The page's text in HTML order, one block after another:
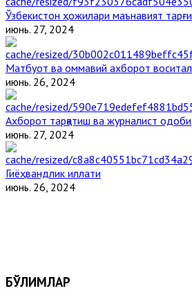
Ўзбекистон ҳожилари маънавият
июнь. 27, 2024
Матбуот ва оммавий ахборот
июнь. 26, 2024
Ахборот тарқатиш ва журналист одоби
июнь. 27, 2024
Гиёҳвандлик иллати
июнь. 26, 2024
БЎЛИМЛАР